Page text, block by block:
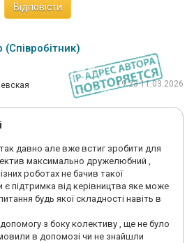
Відповісти
19:23 11.03.2026
давно але вже встиг зробити для
максимально дружелюбний ,
роботах не бачив такої
є підтримка від керівництва яке може
будь якої складності навіть в
з боку колективу , ще не було
в допомозі чи не знайшли